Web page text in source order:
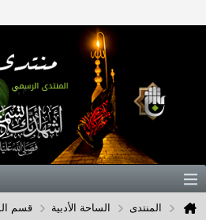
المنتدى الساحة الأدبية
قسم